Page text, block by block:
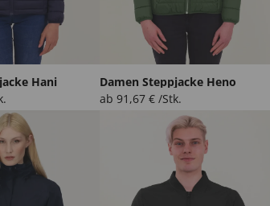
Hani
Damen Steppjacke Heno
ab91,67€ /Stk.